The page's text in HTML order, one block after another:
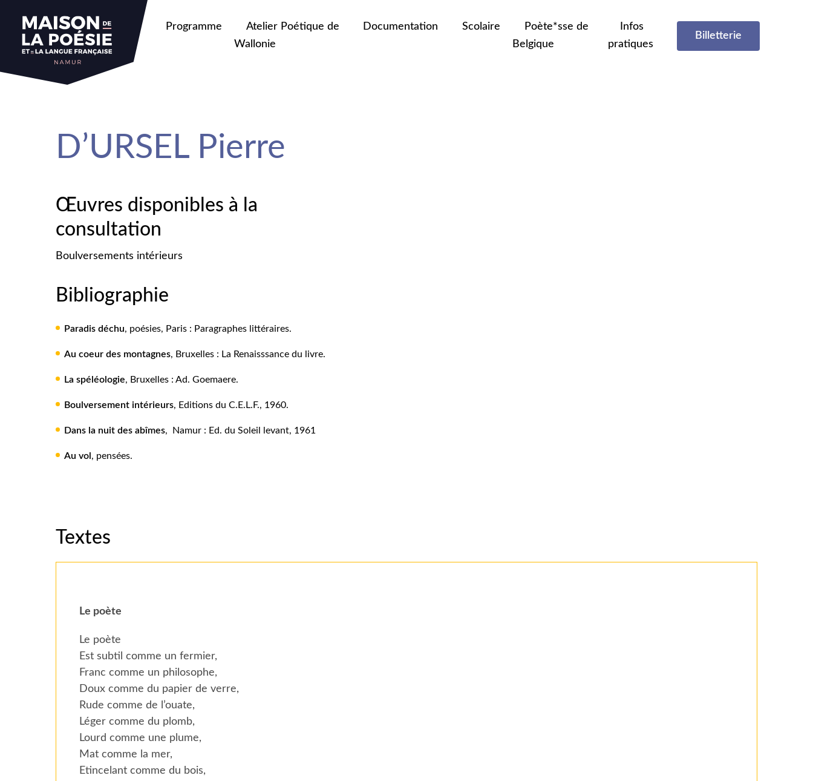
Programme
Atelier Poétique de
Wallonie
Documentation Scolaire
Poète*sse de
Belgique
Infos
pratiques
Billetterie
D’URSEL Pierre
Œuvres disponibles à la
consultation
Boulversements intérieurs
Bibliographie
Paradis déchu, poésies, Paris : Paragraphes littéraires.
Au coeur des montagnes, Bruxelles : La Renaisssance du livre.
La spéléologie, Bruxelles : Ad. Goemaere.
Boulversement intérieurs, Editions du C.E.L.F., 1960.
Dans la nuit des abîmes, Namur : Ed. du Soleil levant, 1961
Au vol , pensées.
Textes
Le poète
Le poète
Est subtil comme un fermier,
Franc comme un philosophe,
Doux comme du papier de verre,
Rude comme de l’ouate,
Léger comme du plomb,
Lourd comme une plume,
Mat comme la mer,
Etincelant comme du bois,